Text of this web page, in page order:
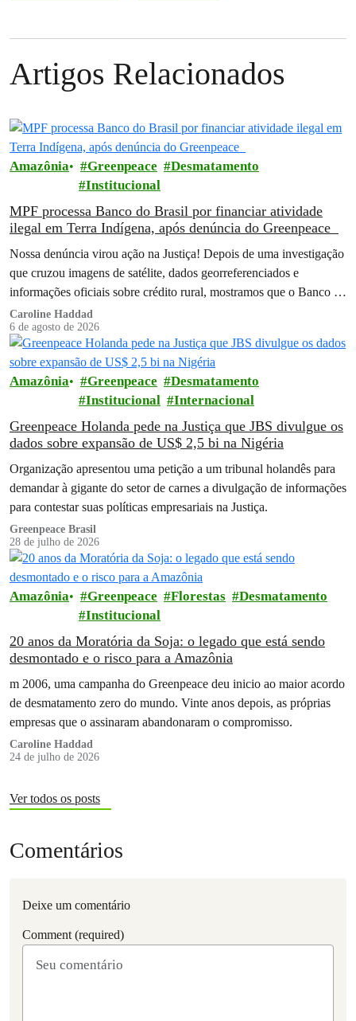
Artigos Relacionados
Amazônia Greenpeace
Desmatamento
Institucional
MPF processa Banco do Brasil por financiar atividade
ilegal em Terra Indígena, após denúncia do Greenpeace
Nossa denúncia virou ação na Justiça! Depois de uma investigação
que cruzou imagens de satélite, dados georreferenciados e
informações oficiais sobre crédito rural, mostramos que o Banco do
Brasil financiou…
Caroline Haddad
6 de agosto de 2026
Amazônia Greenpeace
Desmatamento
Institucional
Internacional
Greenpeace Holanda pede na Justiça que JBS divulgue os
dados sobre expansão de US$ 2,5 bi na Nigéria
Organização apresentou uma petição a um tribunal holandês para
demandar à gigante do setor de carnes a divulgação de informações
para contestar suas políticas empresariais na Justiça.
Greenpeace Brasil
28 de julho de 2026
Amazônia Greenpeace Florestas
Desmatamento
Institucional
20 anos da Moratória da Soja: o legado que está sendo
desmontado e o risco para a Amazônia
m 2006, uma campanha do Greenpeace deu inicio ao maior acordo
de desmatamento zero do mundo. Vinte anos depois, as próprias
empresas que o assinaram abandonaram o compromisso.
Caroline Haddad
24 de julho de 2026
Ver todos os posts
Comentários
Deixe um comentário
Comment (required)